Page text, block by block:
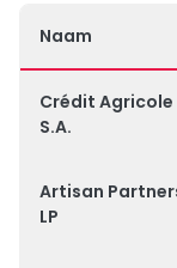
Naam
Crédit Agricole
S.A.
Artisan
LP